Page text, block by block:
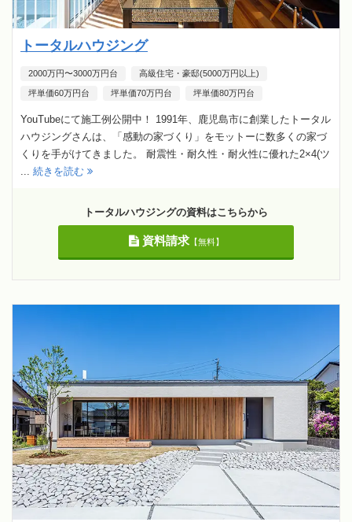
トータルハウジング
2000万円〜3000万円台 高級住宅・豪邸(5000万円以上)
坪単価60万円台 坪単価70万円台 坪単価80万円台
YouTubeにて施工例公開中！ 1991年、鹿児島市に創業したトータル
ハウジングさんは、「感動の家づくり」をモットーに数多くの家づ
くりを手がけてきました。 耐震性・耐久性・耐火性に優れた2×4(ツ
... 続きを読む
トータルハウジングの資料はこちらから
資料請求【無料】